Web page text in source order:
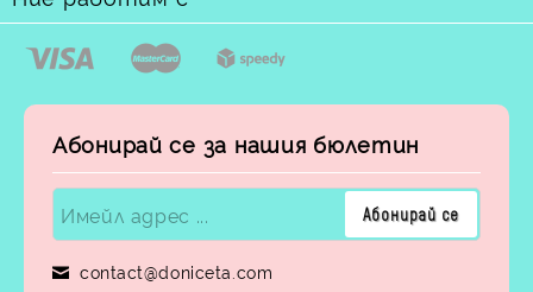
Абонирай се за нашия бюлетин
contact@doniceta.com